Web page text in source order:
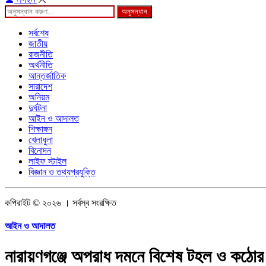
অনুসন্ধান
সর্বশেষ
জাতীয়
রাজনীতি
অর্থনীতি
আন্তর্জাতিক
সারাদেশ
অনিয়ম
দুর্ঘটনা
আইন ও আদালত
শিক্ষাঙ্গন
খেলাধুলা
বিনোদন
লাইফ স্টাইল
বিজ্ঞান ও তথ্যপ্রযুক্তি
কপিরাইট © ২০২৬ । সর্বস্ব সংরক্ষিত
আইন ও আদালত
নারায়ণগঞ্জে অপরাধ দমনে বিশেষ টহল ও কঠোর